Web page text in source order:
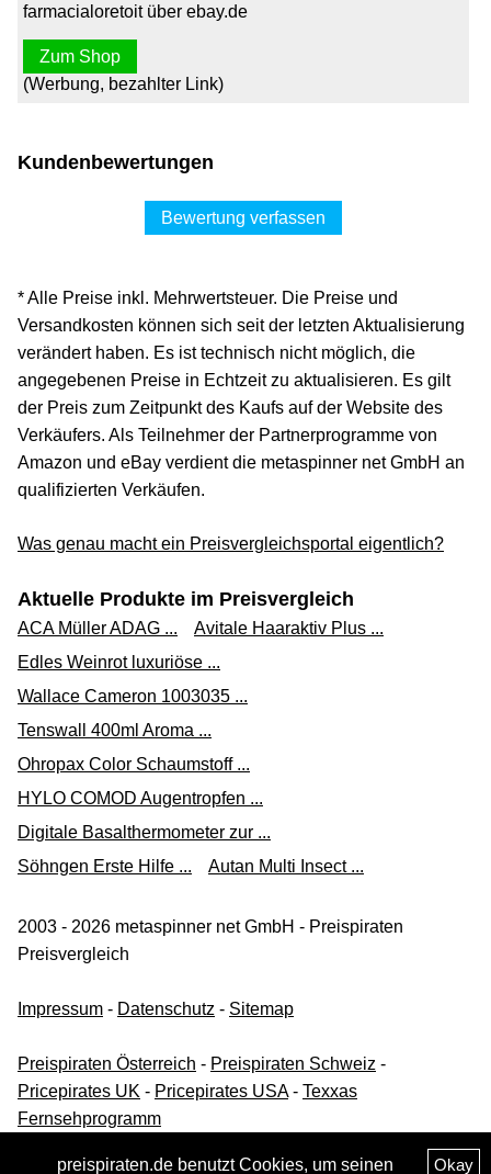
farmacialoretoit über ebay.de
Zum Shop
(Werbung, bezahlter Link)
Kundenbewertungen
Bewertung verfassen
* Alle Preise inkl. Mehrwertsteuer. Die Preise und
Versandkosten können sich seit der letzten Aktualisierung
verändert haben. Es ist technisch nicht möglich, die
angegebenen Preise in Echtzeit zu aktualisieren. Es gilt
der Preis zum Zeitpunkt des Kaufs auf der Website des
Verkäufers. Als Teilnehmer der Partnerprogramme von
Amazon und eBay verdient die metaspinner net GmbH an
qualifizierten Verkäufen.
Was genau macht ein Preisvergleichsportal eigentlich?
Aktuelle Produkte im Preisvergleich
ACA Müller ADAG ...
Avitale Haaraktiv Plus ...
Edles Weinrot luxuriöse ...
Wallace Cameron 1003035 ...
Tenswall 400ml Aroma ...
Ohropax Color Schaumstoff ...
HYLO COMOD Augentropfen ...
Digitale Basalthermometer zur ...
Söhngen Erste Hilfe ...
Autan Multi Insect ...
2003 - 2026 metaspinner net GmbH - Preispiraten
Preisvergleich
Impressum - Datenschutz - Sitemap
Preispiraten Österreich - Preispiraten Schweiz -
Pricepirates UK - Pricepirates USA- Texxas
Fernsehprogramm
Okay
preispiraten.de benutzt Cookies, um seinen